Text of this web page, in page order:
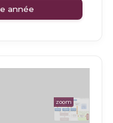
année
zoom